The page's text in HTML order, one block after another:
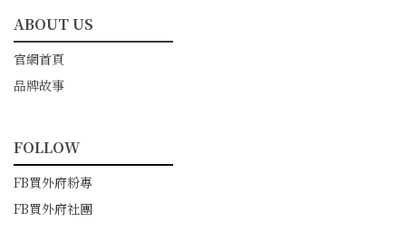
ABOUT US
━━━━━━━━━━━
官網首頁
品牌故事
FOLLOW
━━━━━━━━━━━
FB買外府粉專
FB買外府社團